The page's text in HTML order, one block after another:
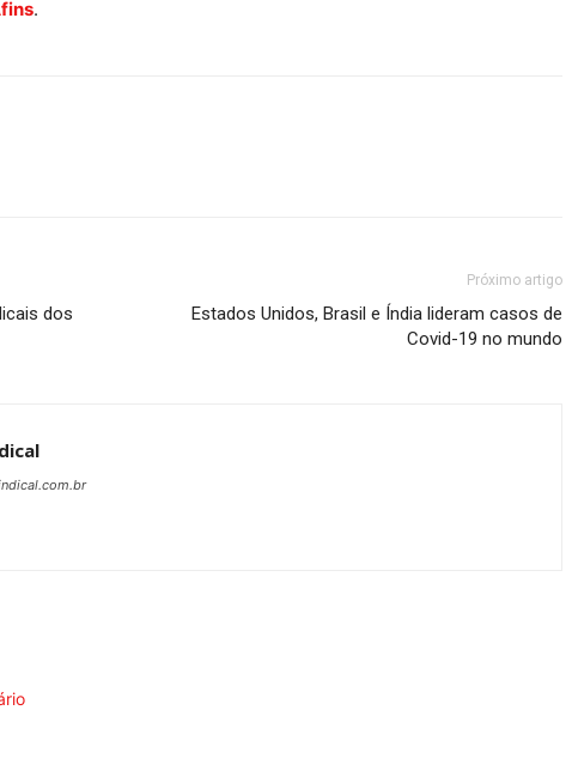
.
dos
Próximo artigo
Estados Unidos, Brasil e Índia lideram casos de
Covid-19 no mundo